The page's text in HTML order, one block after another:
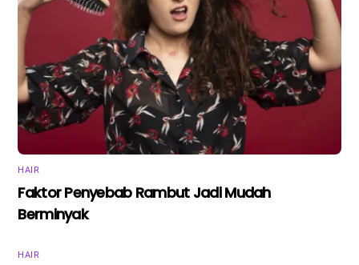
HAIR
Faktor Penyebab Rambut Jadi Mudah
Berminyak
HAIR